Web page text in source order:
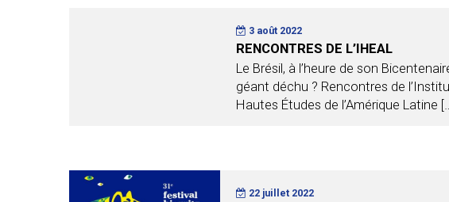
3 août 2022
RENCONTRES DE L’IHEAL
Le Brésil, à l’heure de son
géant déchu ? Rencontres de
Hautes Études de l’Amérique Latine
22 juillet 2022